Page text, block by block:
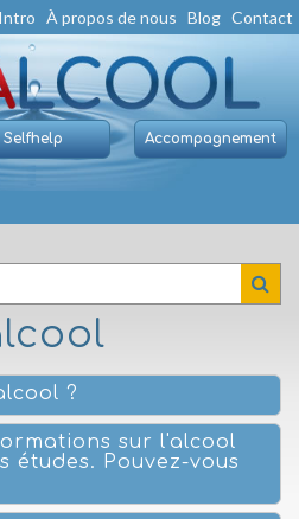
Intro À propos de nous Blog Contact
Selfhelp Accompagnement
?
sur l'alcool
études. Pouvez-vous